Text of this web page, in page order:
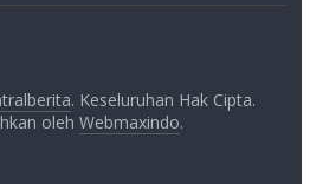
. Keseluruhan Hak Cipta.
oleh Webmaxindo.